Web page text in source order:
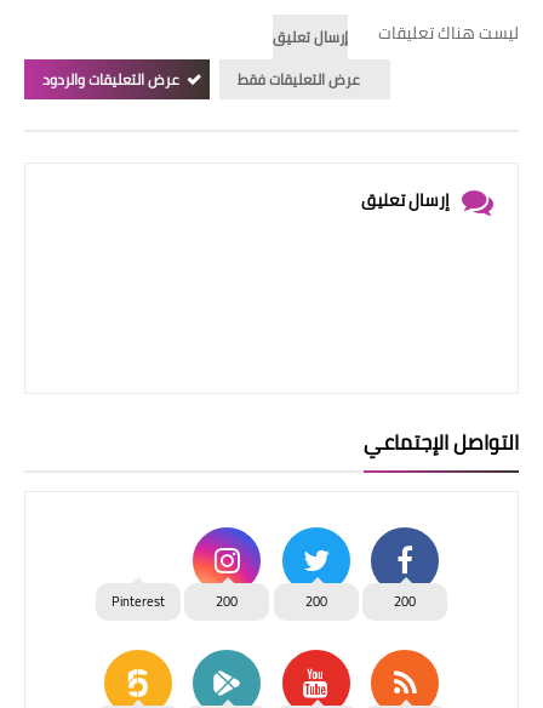
ليست هناك تعليقات
إرسال تعليق
عرض التعليقات فقط
عرض التعليقات والردود
إرسال تعليق
التواصل الإجتماعي
200
200
200
Pinterest